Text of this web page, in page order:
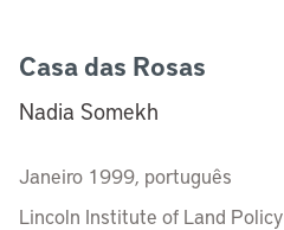
Casa das Rosas
Nadia Somekh
Janeiro 1999, português
Lincoln Institute of Land Policy